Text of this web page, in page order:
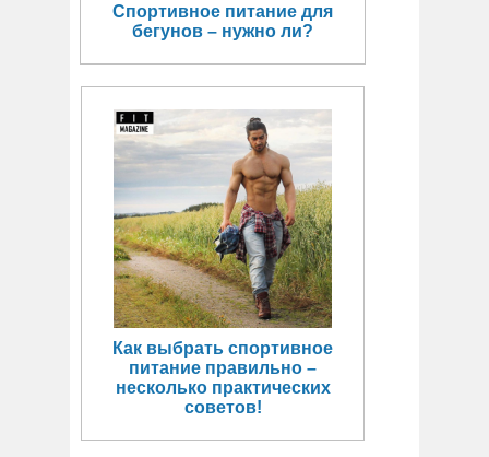
Спортивное питание для
бегунов – нужно ли?
Как выбрать спортивное
питание правильно –
несколько практических
советов!